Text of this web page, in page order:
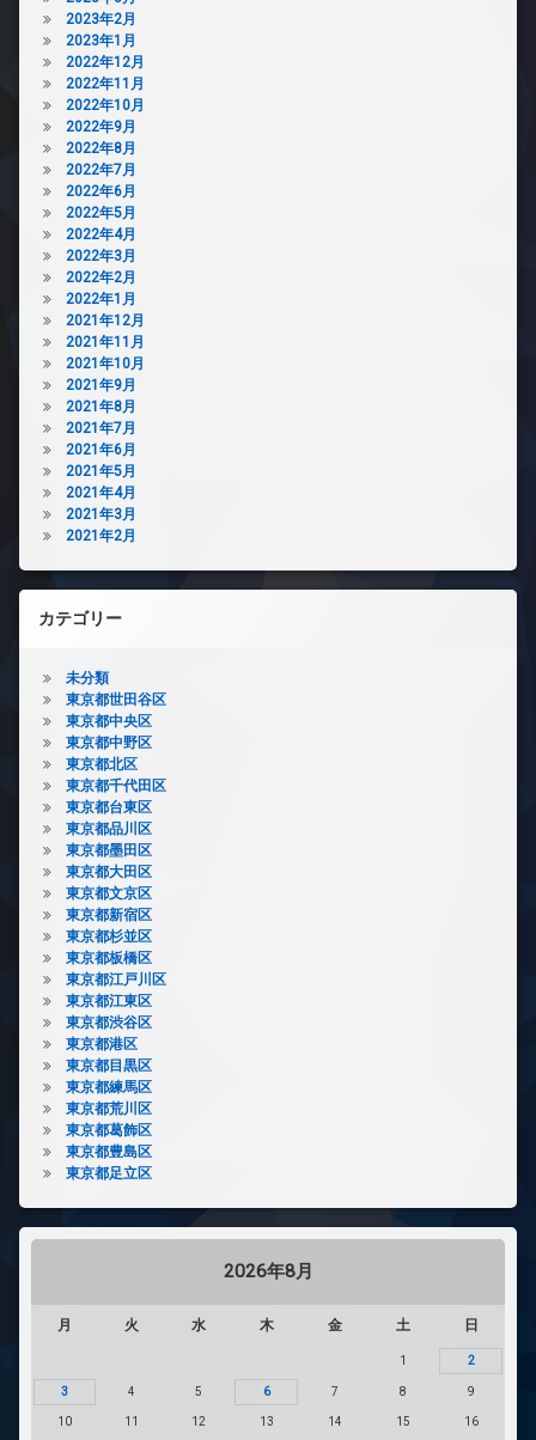
2023年2月
2023年1月
2022年12月
2022年11月
2022年10月
2022年9月
2022年8月
2022年7月
2022年6月
2022年5月
2022年4月
2022年3月
2022年2月
2022年1月
2021年12月
2021年11月
2021年10月
2021年9月
2021年8月
2021年7月
2021年6月
2021年5月
2021年4月
2021年3月
2021年2月
カテゴリー
未分類
東京都世田谷区
東京都中央区
東京都中野区
東京都北区
東京都千代田区
東京都台東区
東京都品川区
東京都墨田区
東京都大田区
東京都文京区
東京都新宿区
東京都杉並区
東京都板橋区
東京都江戸川区
東京都江東区
東京都渋谷区
東京都港区
東京都目黒区
東京都練馬区
東京都荒川区
東京都葛飾区
東京都豊島区
東京都足立区
2026年8月
月 火 水 木 金 土 日
1 2
3 4 5 6 7 8 9
10 11 12 13 14 15 16